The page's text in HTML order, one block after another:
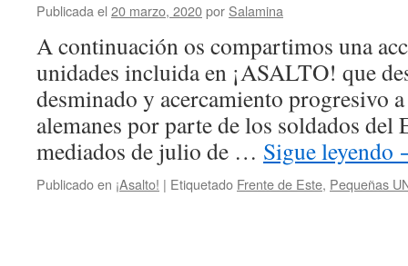
Publicada el 20 marzo, 2020por Salamina
A continuación os compartimos una
unidades incluida en ¡ASALTO! que
desminado y acercamiento progresivo
alemanes por parte de los soldados
mediados de julio de … Sigue leyendo
Publicado en ¡Asalto! | Etiquetado Frente de Este, Pequeñas